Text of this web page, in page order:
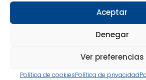
Aceptar
Denegar
Ver preferencias
Política de cookiesPolítica de privacidad
Alimenta cuerpo, mente y espíritu
recomendaciones.
¡Estamos en contacto!